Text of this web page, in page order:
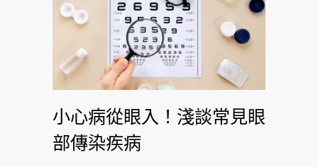
小心病從眼入！淺談常見眼
部傳染疾病